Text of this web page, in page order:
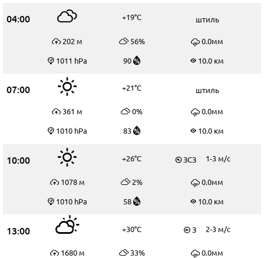
04:00 +19°C штиль
202 м 56%
0.0мм
1011 hPa
90 10.0 км
07:00 +21°C штиль
361 м 0%
0.0мм
1010 hPa
83 10.0 км
10:00 +26°C ЗСЗ 1-3 м/c
1078 м 2%
0.0мм
1010 hPa
58 10.0 км
13:00 +30°C З 2-3 м/c
1680 м 33%
0.0мм